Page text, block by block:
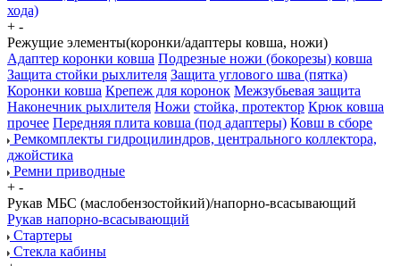
хода)
+ -
Режущие элементы(коронки/адаптеры ковша, ножи)
Адаптер коронки ковша Подрезные ножи (бокорезы) ковша
Защита стойки рыхлителя Защита углового шва (пятка)
Коронки ковша Крепеж для коронок Межзубьевая защита
Наконечник рыхлителя Ножи стойка, протектор Крюк ковша
прочее Передняя плита ковша (под адаптеры) Ковш в сборе
Ремкомплекты гидроцилиндров, центрального коллектора,
джойстика
Ремни приводные
+ -
Рукав МБС (маслобензостойкий)/напорно-всасывающий
Рукав напорно-всасывающий
Стартеры
Стекла кабины